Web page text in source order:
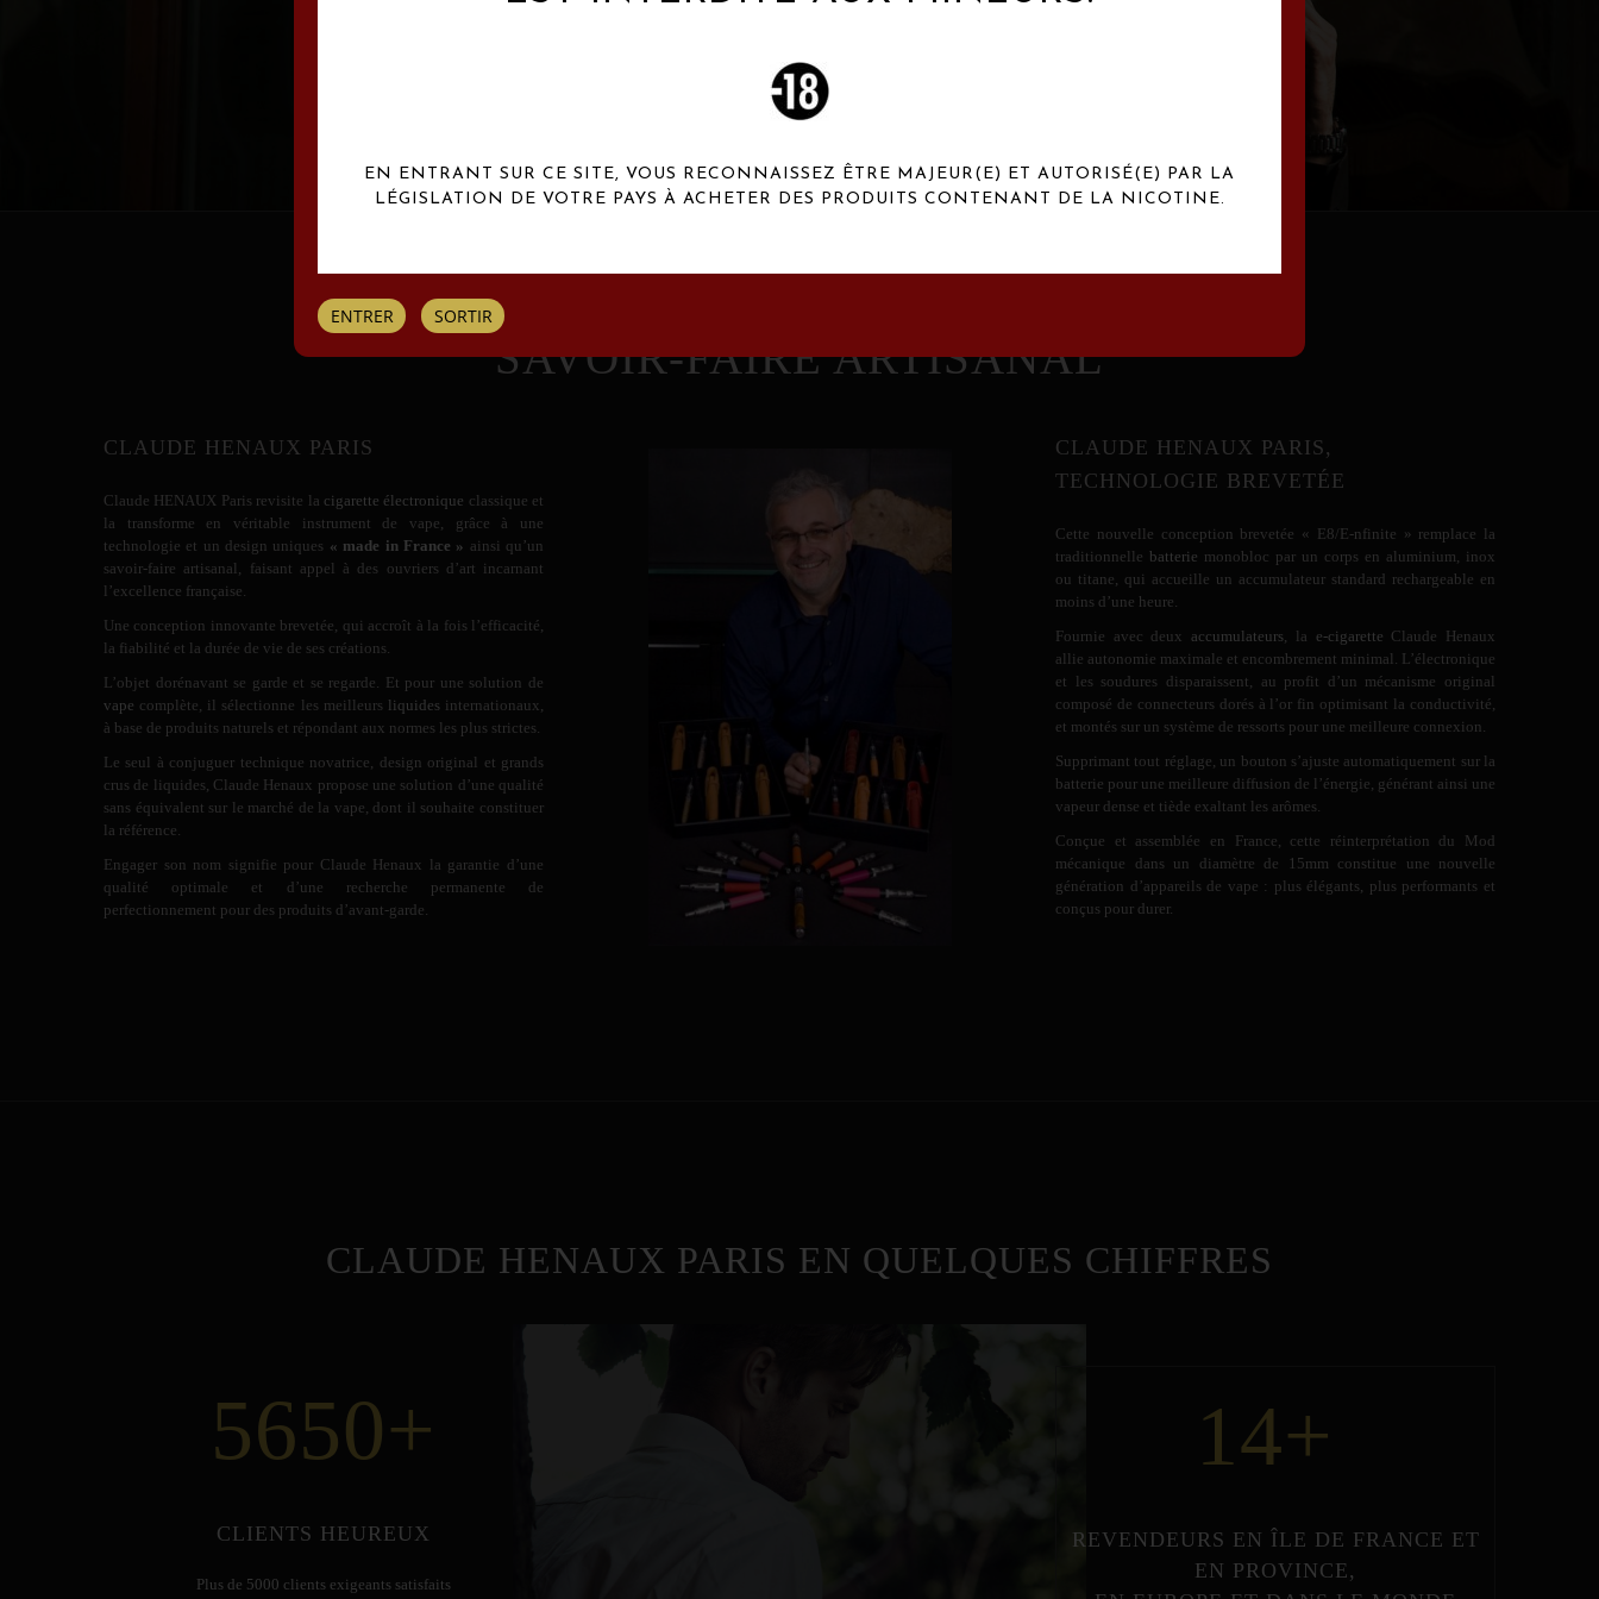
SAVOIR-FAIRE ARTISANAL
CLAUDE HENAUX PARIS
Claude HENAUX Paris revisite la cigarette électronique classique et
la transforme en véritable instrument de vape, grâce à une
technologie et un design uniques « made in France » ainsi qu’un
savoir-faire artisanal, faisant appel à des ouvriers d’art incarnant
l’excellence française.
Une conception innovante brevetée, qui accroît à la fois l’efficacité,
la fiabilité et la durée de vie de ses créations.
L’objet dorénavant se garde et se regarde. Et pour une solution de
vape complète, il sélectionne les meilleurs liquidesinternationaux,
à base de produits naturels et répondant aux normes les plus strictes.
Le seul à conjuguer technique novatrice, design original et grands
crus de liquides, Claude Henaux propose une solution d’une qualité
sans équivalent sur le marché de la vape, dont il souhaite constituer
la référence.
Engager son nom signifie pour Claude Henaux la garantie d’une
qualité optimale et d’une recherche permanente de
perfectionnement pour des produits d’avant-garde.
CLAUDE HENAUX PARIS,
TECHNOLOGIE BREVETÉE
Cette nouvelle conception brevetée « E8/E-nfinite » remplace la
traditionnelle batterie monobloc par un corps en aluminium, inox
ou titane, qui accueille un accumulateur standard rechargeable en
moins d’une heure.
Fournie avec deux accumulateurs , la e-cigarette Claude Henaux
allie autonomie maximale et encombrement minimal. L’électronique
et les soudures disparaissent, au profit d’un mécanisme original
composé de connecteurs dorés à l’or fin optimisant la conductivité,
et montés sur un système de ressorts pour une meilleure connexion.
Supprimant tout réglage, un bouton s’ajuste automatiquement sur la
batterie pour une meilleure diffusion de l’énergie, générant ainsi une
vapeur dense et tiède exaltant les arômes.
Conçue et assemblée en France, cette réinterprétation du Mod
mécanique dans un diamètre de 15mm constitue une nouvelle
génération d’appareils de vape : plus élégants, plus performants et
conçus pour durer.
CLAUDE HENAUX PARIS EN QUELQUES CHIFFRES
5650+
CLIENTS HEUREUX
Plus de 5000 clients exigeants satisfaits
14+
REVENDEURS EN ÎLE DE FRANCE ET
EN PROVINCE,
EN ENTRANT SUR CE SITE, VOUS RECONNAISSEZ ÊTRE MAJEUR(E) ET AUTORISÉ(E) PAR LA
LÉGISLATION DE VOTRE PAYS À ACHETER DES PRODUITS CONTENANT DE LA NICOTINE.
ENTRER SORTIR